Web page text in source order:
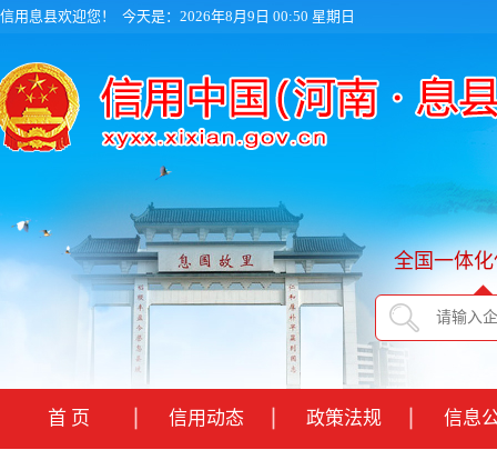
信用息县欢迎您！ 今天是：2026年8月9日 00:50 星期日
全国一体
首 页 信用动态 政策法规 信息